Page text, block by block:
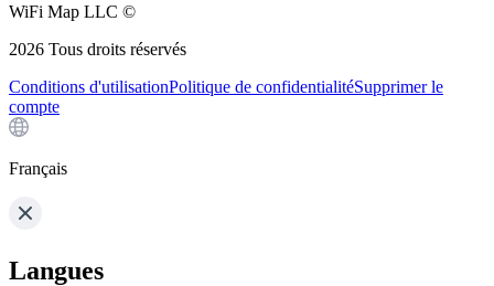
WiFi Map LLC ©
2026 Tous droits réservés
Conditions d'utilisationPolitique de confidentialitéSupprimer le
compte
Français
Langues